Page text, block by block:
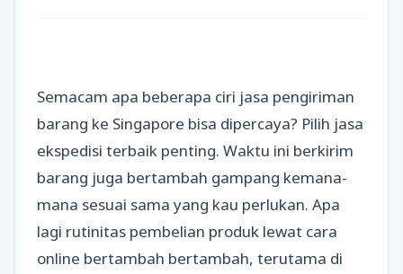
Semacam apa beberapa ciri jasa pengiriman
barang ke Singapore bisa dipercaya? Pilih jasa
ekspedisi terbaik penting. Waktu ini berkirim
barang juga bertambah gampang kemana-
mana sesuai sama yang kau perlukan. Apa
lagi rutinitas pembelian produk lewat cara
online bertambah bertambah, terutama di